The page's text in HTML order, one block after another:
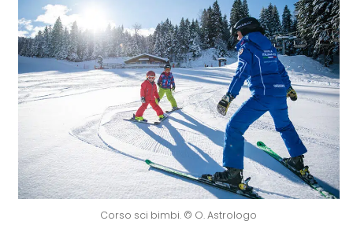
Corso sci bimbi. © O. Astrologo